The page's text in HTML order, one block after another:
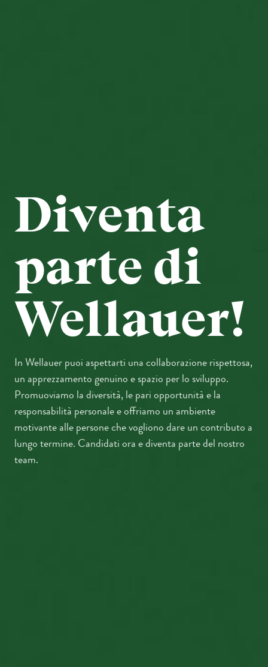
Diventa
parte di
Wellauer!
In Wellauer puoi aspettarti una collaborazione rispettosa,
un apprezzamento genuino e spazio per lo sviluppo.
Promuoviamo la diversità, le pari opportunità e la
responsabilità personale e offriamo un ambiente
motivante alle persone che vogliono dare un contributo a
lungo termine. Candidati ora e diventa parte del nostro
team.